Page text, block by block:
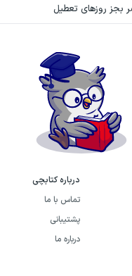
درباره کتابچی
تماس با ما
پشتیبانی
درباره ما